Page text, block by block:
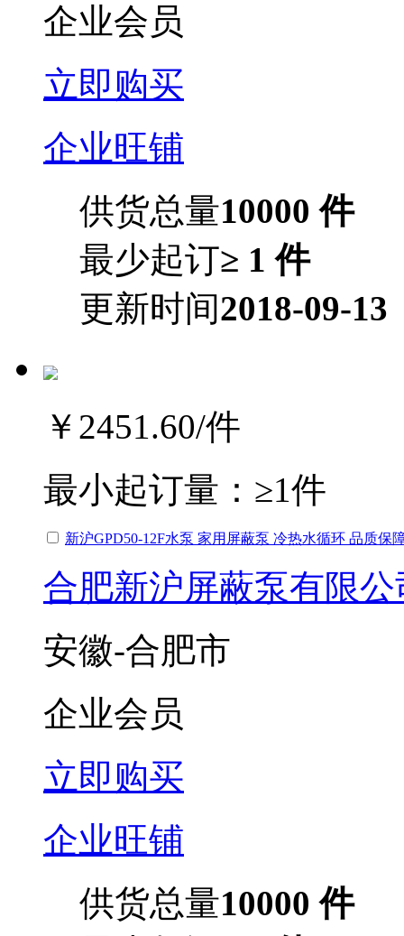
企业会员
立即购买
企业旺铺
供货总量10000 件
最少起订≥ 1 件
更新时间2018-09-13
￥2451.60/件
最小起订量： ≥1件
新沪GPD50-12F水泵 家用屏蔽泵 冷热水循环 品质保
合肥新沪屏蔽泵有限公
安徽-合肥市
企业会员
立即购买
企业旺铺
供货总量10000 件